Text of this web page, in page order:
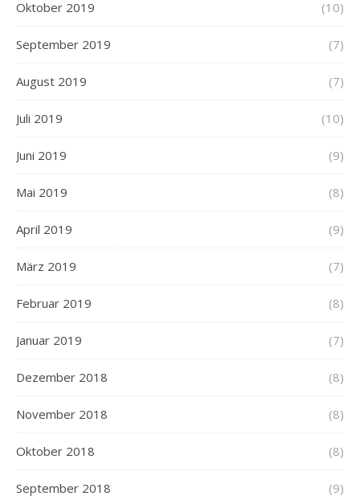
Oktober 2019 (10)
September 2019 (7)
August 2019 (7)
Juli 2019 (10)
Juni 2019 (9)
Mai 2019 (8)
April 2019 (9)
März 2019 (7)
Februar 2019 (8)
Januar 2019 (7)
Dezember 2018 (8)
November 2018 (8)
Oktober 2018 (8)
September 2018 (9)